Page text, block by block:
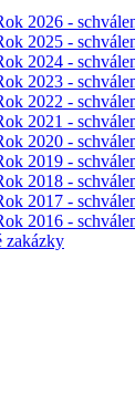
2026 -
2025 -
2024 -
2023 -
2022 -
2021 -
2020 -
2019 -
2018 -
2017 -
2016 -
zakázky